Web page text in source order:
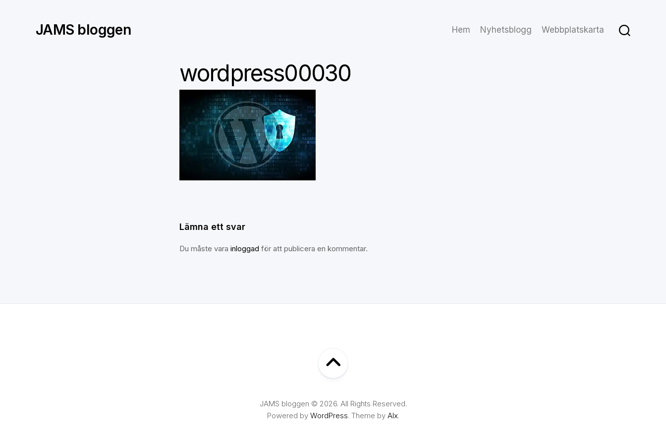
JAMS bloggen Hem Nyhetsblogg Webbplatskarta
wordpress00030
Lämna ett svar
Du måste vara inloggad för att publicera en kommentar.
JAMS bloggen © 2026. All Rights Reserved.
Powered by WordPress. Theme by Alx.